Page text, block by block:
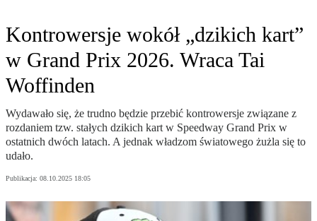
Kontrowersje wokół „dzikich kart”
w Grand Prix 2026. Wraca Tai
Woffinden
Wydawało się, że trudno będzie przebić kontrowersje związane z
rozdaniem tzw. stałych dzikich kart w Speedway Grand Prix w
ostatnich dwóch latach. A jednak władzom światowego żużla się to
udało.
Publikacja: 08.10.2025 18:05